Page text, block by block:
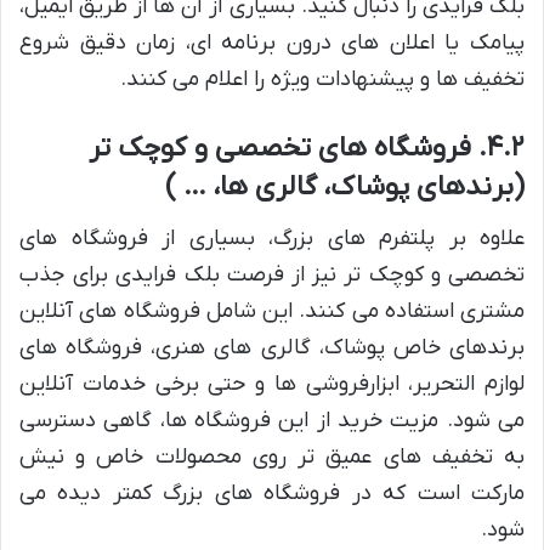
بلک فرایدی را دنبال کنید. بسیاری از آن ها از طریق ایمیل،
پیامک یا اعلان های درون برنامه ای، زمان دقیق شروع
تخفیف ها و پیشنهادات ویژه را اعلام می کنند.
۴.۲. فروشگاه های تخصصی و کوچک تر
(برندهای پوشاک، گالری ها، … )
علاوه بر پلتفرم های بزرگ، بسیاری از فروشگاه های
تخصصی و کوچک تر نیز از فرصت بلک فرایدی برای جذب
مشتری استفاده می کنند. این شامل فروشگاه های آنلاین
برندهای خاص پوشاک، گالری های هنری، فروشگاه های
لوازم التحریر، ابزارفروشی ها و حتی برخی خدمات آنلاین
می شود. مزیت خرید از این فروشگاه ها، گاهی دسترسی
به تخفیف های عمیق تر روی محصولات خاص و نیش
مارکت است که در فروشگاه های بزرگ کمتر دیده می
شود.